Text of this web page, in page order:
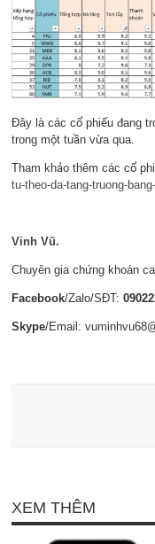
Đây là các cổ phiếu đang
trong một tuần vừa qua.
Tham khảo thêm các cổ
tu-theo-da-tang-truong-
Vinh Vũ.
Chuyên gia chứng khoán
Facebook/Zalo/SĐT:
Skype/Email:
XEM THÊM